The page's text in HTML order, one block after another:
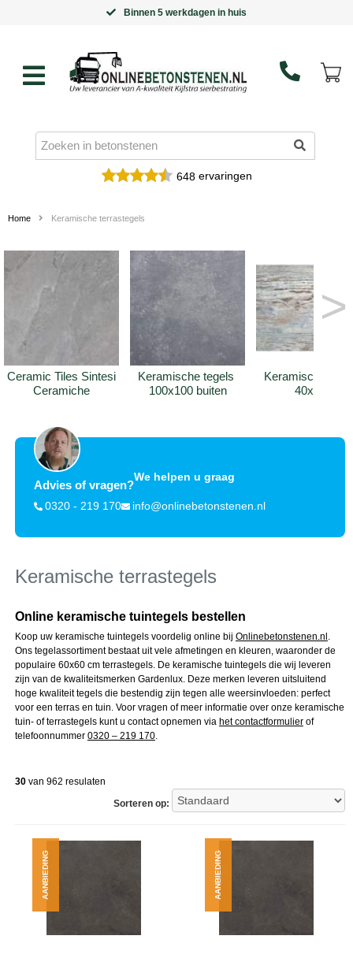
Binnen 5 werkdagen in huis
648ervaringen
Home Keramische terrastegels
Ceramic Tiles Sintesi
Ceramiche
Keramische tegels
100x100 buiten
Keramische
40x120
>
Advies of vragen?
We helpen u graag
0320 - 219 170 info@onlinebetonstenen.nl
Keramische terrastegels
Online keramische tuintegels bestellen
Koop uw keramische tuintegels voordelig online bij Onlinebetonstenen.nl .
Ons tegelassortiment bestaat uit vele afmetingen en kleuren, waaronder de
populaire 60x60 cm terrastegels. De keramische tuintegels die wij leveren
zijn van de kwaliteitsmerken Gardenlux. Deze merken leveren uitsluitend
hoge kwaliteit tegels die bestendig zijn tegen alle weersinvloeden: perfect
voor een terras en tuin. Voor vragen of meer informatie over onze keramische
tuin- of terrastegels kunt u contact opnemen via het contactformulierof
telefoonnummer 0320 – 219 170.
30van 962 resulaten
Sorteren op:
AANBIEDING AANBIEDING